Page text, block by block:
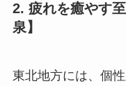
2. 疲れを癒やす
泉】
東北地方には、個